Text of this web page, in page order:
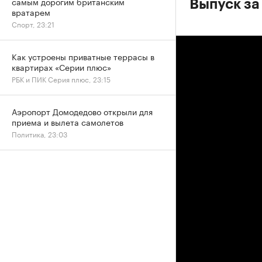
Выпуск
вратарем
Спорт, 23:21
Как устроены приватные террасы в
квартирах «Серии плюс»
РБК и ПИК Серия плюс, 23:15
Аэропорт Домодедово открыли для
приема и вылета самолетов
Политика, 23:03